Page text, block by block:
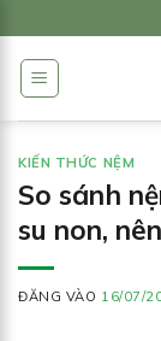
qua
dung
KIẾN THỨC NỆM
So sánh
su non,
ĐĂNG VÀO 16/07/